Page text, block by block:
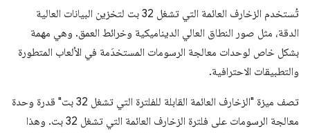
تُستخدم الزخارف العائمة التي تشغل 32 بت لتخزين البيانات العالية
الدقة، مثل صور النطاق العالي الديناميكية وخرائط العمق. وهي مهمة
بشكل خاص لوحدات معالجة الرسومات المستخدَمة في الألعاب المتطورة
والتطبيقات الاحترافية.
تصف ميزة "الزخارف العائمة القابلة للفلترة التي تشغل 32 بت" قدرة وحدة
معالجة الرسومات على فلترة الزخارف العائمة التي تشغل 32 بت. وهذا